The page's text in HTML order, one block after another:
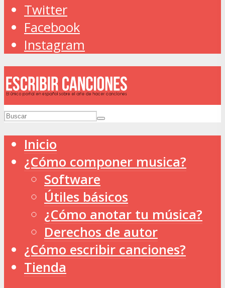
Twitter
Facebook
Instagram
Inicio
¿Cómo componer musica?
Software
Útiles básicos
¿Cómo anotar tu música?
Derechos de autor
¿Cómo escribir canciones?
Tienda